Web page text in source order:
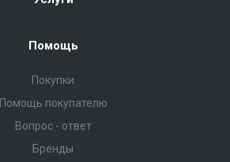
Помощь
Покупки
Помощь покупателю
Вопрос - ответ
Бренды